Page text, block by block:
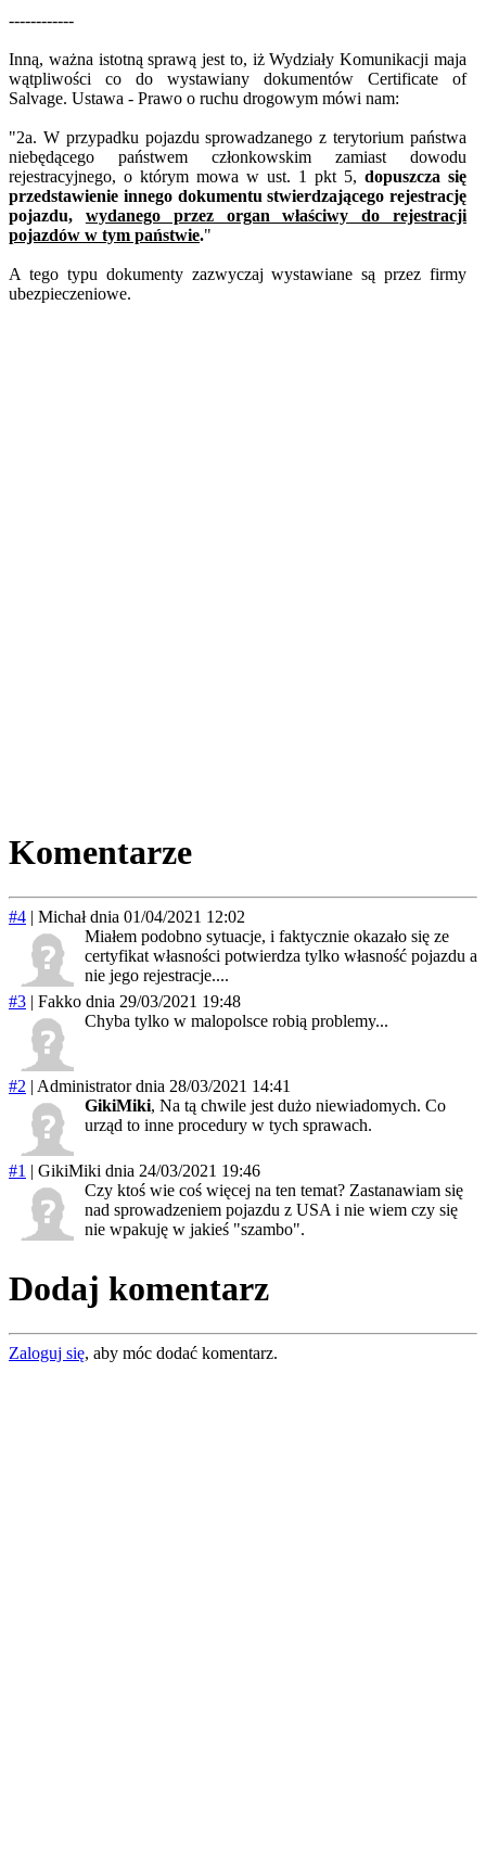
------------
Inną, ważna istotną sprawą jest to, iż Wydziały Komunikacji maja
wątpliwości co do wystawiany dokumentów Certificate of
Salvage. Ustawa - Prawo o ruchu drogowym mówi nam:
"2a. W przypadku pojazdu sprowadzanego z terytorium państwa
niebędącego państwem członkowskim zamiast dowodu
rejestracyjnego, o którym mowa w ust. 1 pkt 5, dopuszcza się
przedstawienie innego dokumentu stwierdzającego rejestrację
pojazdu, wydanego przez organ właściwy do rejestracji
pojazdów w tym państwie."
A tego typu dokumenty zazwyczaj wystawiane są przez firmy
ubezpieczeniowe.
Komentarze
#4 | Michał dnia 01/04/2021 12:02
Miałem podobno sytuacje, i faktycznie okazało się ze
certyfikat własności potwierdza tylko własność pojazdu a
nie jego rejestracje....
#3 | Fakko dnia 29/03/2021 19:48
Chyba tylko w malopolsce robią problemy...
#2 | Administrator dnia 28/03/2021 14:41
GikiMiki, Na tą chwile jest dużo niewiadomych. Co
urząd to inne procedury w tych sprawach.
#1 | GikiMiki dnia 24/03/2021 19:46
Czy ktoś wie coś więcej na ten temat? Zastanawiam się
nad sprowadzeniem pojazdu z USA i nie wiem czy się
nie wpakuję w jakieś "szambo".
Dodaj komentarz
Zaloguj się, aby móc dodać komentarz.